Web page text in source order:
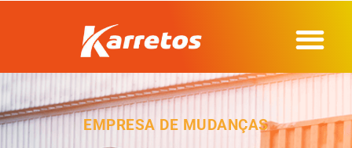
EMPRESA DE MUDANÇAS